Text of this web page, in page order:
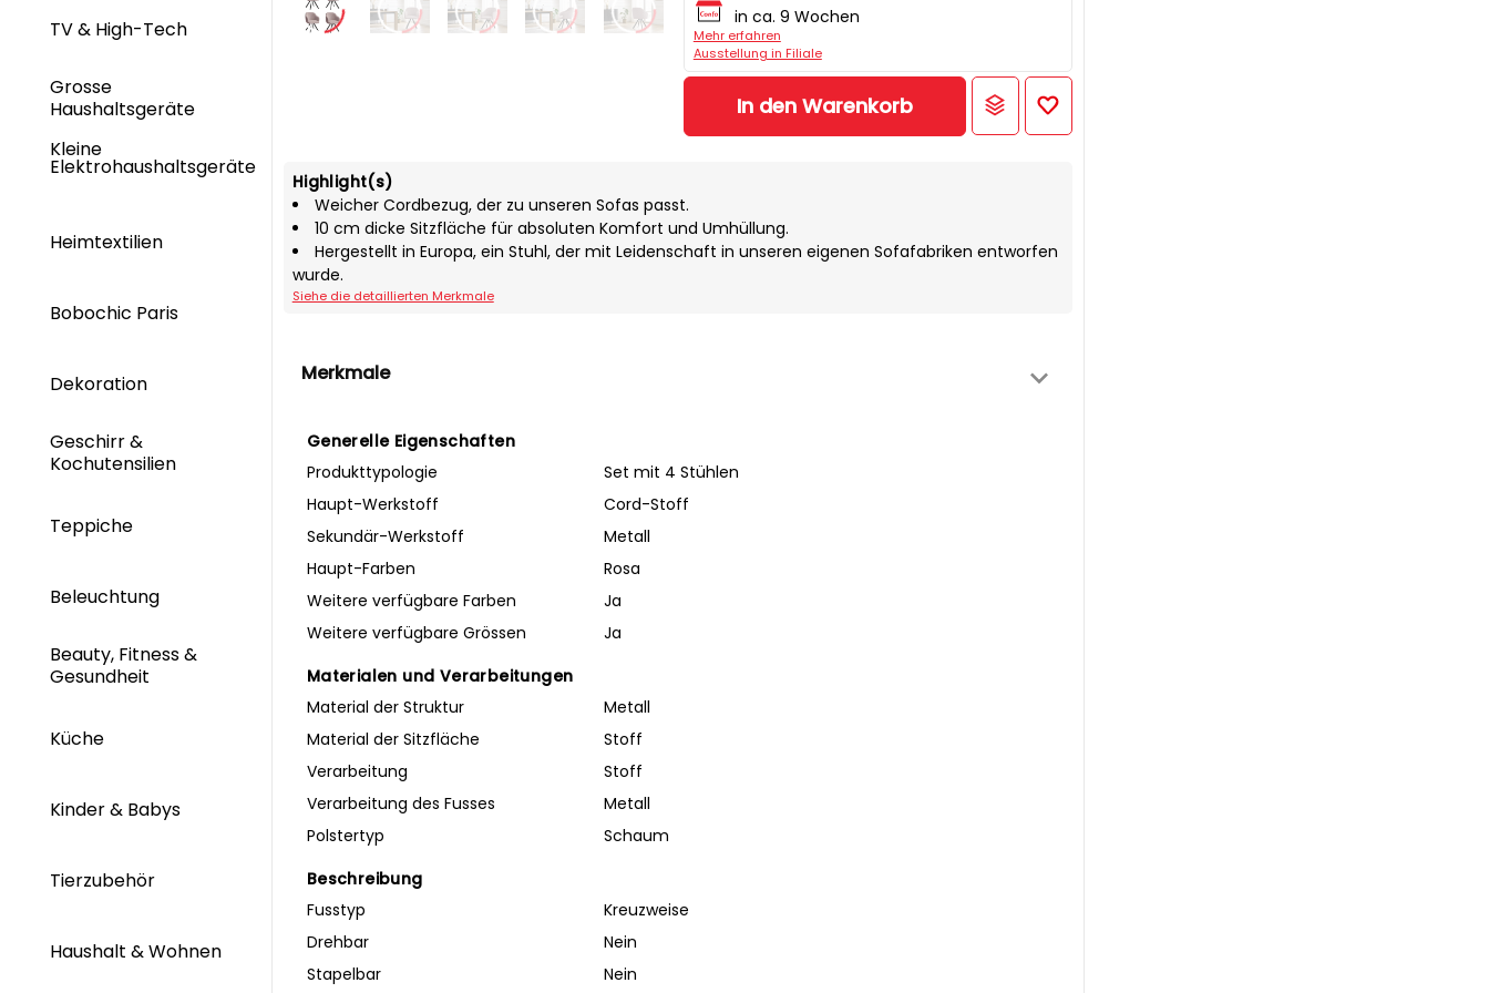
TV & High-Tech
Grosse
Haushaltsgeräte
Kleine
Elektrohaushaltsgeräte
Heimtextilien
Bobochic Paris
Dekoration
Geschirr &
Kochutensilien
Teppiche
Beleuchtung
Beauty, Fitness &
Gesundheit
Küche
Kinder & Babys
Tierzubehör
Haushalt & Wohnen
in ca. 9 Wochen
Mehr erfahren
Ausstellung in Filiale
In den Warenkorb
Highlight(s)
Weicher Cordbezug, der zu unseren Sofas passt.
10 cm dicke Sitzfläche für absoluten Komfort und Umhüllung.
Hergestellt in Europa, ein Stuhl, der mit Leidenschaft in unseren eigenen Sofafabriken entworfen
wurde.
Siehe die detaillierten Merkmale
Merkmale
Generelle Eigenschaften
Produkttypologie
Set mit 4 Stühlen
Haupt-Werkstoff
Cord-Stoff
Sekundär-Werkstoff
Metall
Haupt-Farben
Rosa
Weitere verfügbare Farben
Ja
Weitere verfügbare Grössen
Ja
Materialen und Verarbeitungen
Material der Struktur
Metall
Material der Sitzfläche
Stoff
Verarbeitung
Stoff
Verarbeitung des Fusses
Metall
Polstertyp
Schaum
Beschreibung
Fusstyp
Kreuzweise
Drehbar
Nein
Stapelbar
Nein